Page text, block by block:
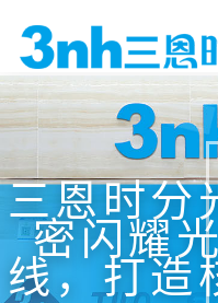
三恩时分
密闪耀
线，打造